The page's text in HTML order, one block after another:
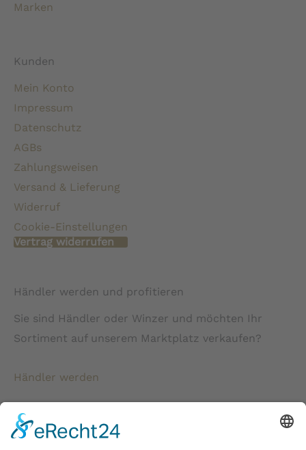
Marken
Kunden
Mein Konto
Impressum
Datenschutz
AGBs
Zahlungsweisen
Versand & Lieferung
Widerruf
Cookie-Einstellungen
Vertrag widerrufen
Händler werden und profitieren
Sie sind Händler oder Winzer und möchten Ihr
Sortiment auf unserem Marktplatz verkaufen?
Händler werden